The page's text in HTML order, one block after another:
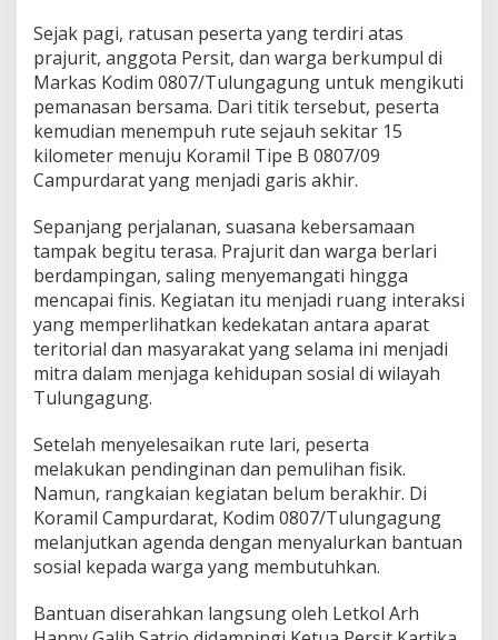
M
e
r
a
w
a
t
K
e
e
k
a
t
a
n
d
e
n
n
W
a
g
a
Sejak pagi, ratusan peserta yang terdiri atas
prajurit, anggota Persit, dan warga berkumpul di
Markas Kodim 0807/Tulungagung untuk mengikuti
pemanasan bersama. Dari titik tersebut, peserta
kemudian menempuh rute sejauh sekitar 15
kilometer menuju Koramil Tipe B 0807/09
Campurdarat yang menjadi garis akhir.
Sepanjang perjalanan, suasana kebersamaan
tampak begitu terasa. Prajurit dan warga berlari
berdampingan, saling menyemangati hingga
mencapai finis. Kegiatan itu menjadi ruang interaksi
yang memperlihatkan kedekatan antara aparat
teritorial dan masyarakat yang selama ini menjadi
mitra dalam menjaga kehidupan sosial di wilayah
Tulungagung.
Setelah menyelesaikan rute lari, peserta
melakukan pendinginan dan pemulihan fisik.
Namun, rangkaian kegiatan belum berakhir. Di
Koramil Campurdarat, Kodim 0807/Tulungagung
melanjutkan agenda dengan menyalurkan bantuan
sosial kepada warga yang membutuhkan.
Bantuan diserahkan langsung oleh Letkol Arh